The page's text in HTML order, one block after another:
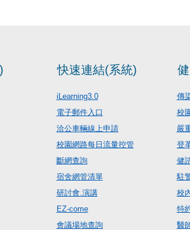
快速連結(系統)
iLearning3.0
電子郵件入口
洽公車輛線上申請
校園網路每日流量控管
斷網查詢
宿舍網管清單
研討會.演講
EZ-come
會議場地查詢
傳
校
嚴
登
健
駐
校
特
醫